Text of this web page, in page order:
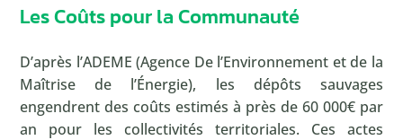
Les Coûts pour la Communauté
D’après l’ADEME (Agence De l’Environnement et de la
Maîtrise de l’Énergie), les dépôts sauvages
engendrent des coûts estimés à près de 60 000€ par
an pour les collectivités territoriales. Ces actes